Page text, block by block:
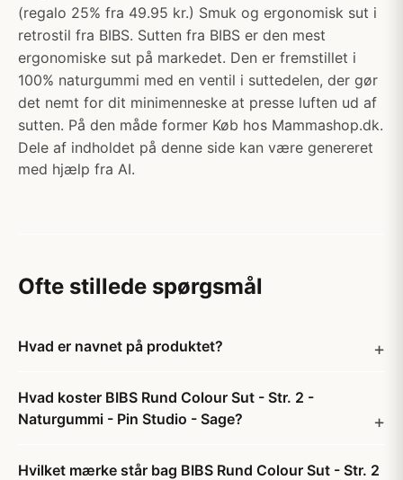
(regalo 25% fra 49.95 kr.) Smuk og ergonomisk sut i
retrostil fra BIBS. Sutten fra BIBS er den mest
ergonomiske sut på markedet. Den er fremstillet i
100% naturgummi med en ventil i suttedelen, der gør
det nemt for dit minimenneske at presse luften ud af
sutten. På den måde former Køb hos Mammashop.dk.
Dele af indholdet på denne side kan være genereret
med hjælp fra AI.
Ofte stillede spørgsmål
Hvad er navnet på produktet?
Hvad koster BIBS Rund Colour Sut - Str. 2 -
Naturgummi - Pin Studio - Sage?
Hvilket mærke står bag BIBS Rund Colour Sut - Str. 2